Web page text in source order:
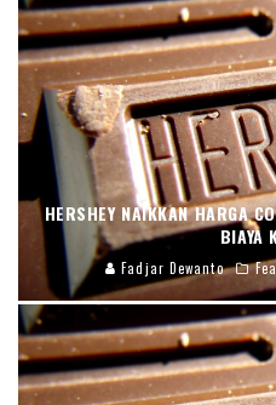
HERSHEY NAIKKAN HARGA
BIAYA
Fadjar Dewanto